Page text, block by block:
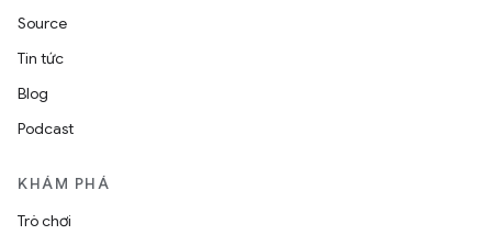
Source
Tin tức
Blog
Podcast
KHÁM PHÁ
Trò chơi